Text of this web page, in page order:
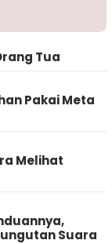
Tua
Pakai Meta
Melihat
Suara